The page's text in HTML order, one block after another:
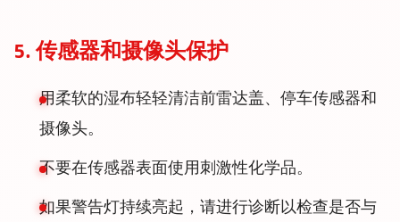
5. 传感器和摄像头保护
用柔软的湿布轻轻清洁前雷达盖、停车传感器和
摄像头。
不要在传感器表面使用刺激性化学品。
如果警告灯持续亮起，请进行诊断以检查是否与